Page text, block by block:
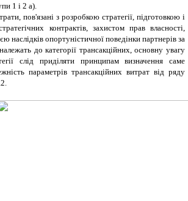
1 і 2 а).
пов'язані з розробкою стратегії, підготовкою і
контрактів, захистом прав власності,
наслідків опортуністичної поведінки партнерів за
до категорії трансакційних, основну увагу
слід приділяти принципам визначення саме
параметрів трансакційних витрат від ряду